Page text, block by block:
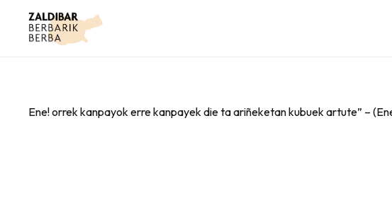
Ene! orrek kanpayok erre kanpayek die ta ariñeketan kubuek artute” –